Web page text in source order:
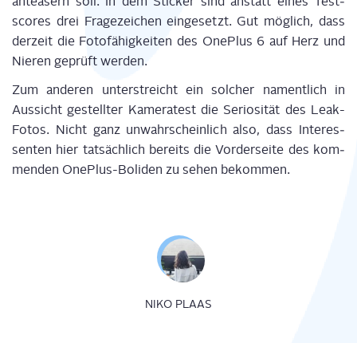
scores drei Fra­ge­zei­chen ein­ge­setzt. Gut mög­lich, dass
der­zeit die Foto­fä­hig­kei­ten des One­Plus 6 auf Herz und
Nie­ren geprüft werden.
Zum ande­ren unter­streicht ein sol­cher nament­lich in
Aus­sicht gestell­ter Kame­ra­test die Serio­si­tät des Leak-
Fotos. Nicht ganz unwahr­schein­lich also, dass Inter­es­
sen­ten hier tat­säch­lich bereits die Vor­der­sei­te des kom­
men­den One­Plus-Boli­den zu sehen bekommen.
NIKO PLAAS